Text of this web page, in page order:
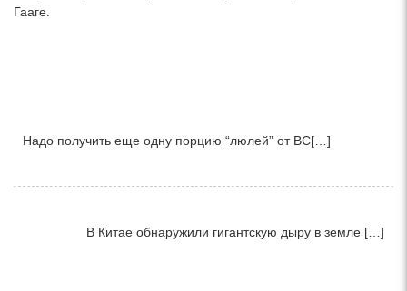
Гааге.
Надо получить еще одну порцию “люлей” от ВС[…]
В Китае обнаружили гигантскую дыру в земле […]